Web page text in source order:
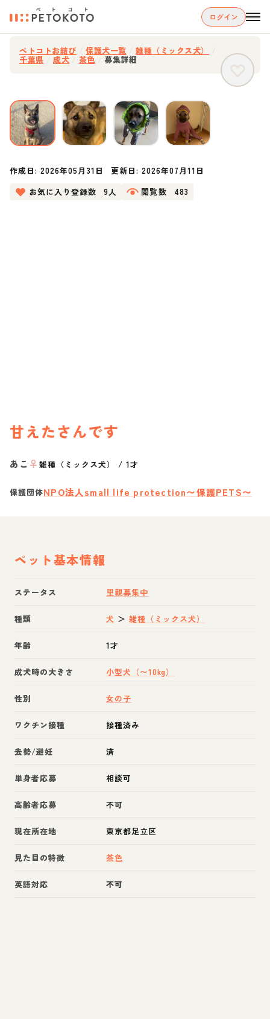
ログイン
ペトコトお結び 保護犬一覧 雑種（ミックス犬）
千葉県 成犬 茶色 募集詳細
作成日:2026年05月31日 更新日: 2026年07月11日
お気に入り登録数
9人 閲覧数 483
甘えたさんです
あこ ♀ 雑種（ミックス犬） /1才
保護団体NPO法人small life protection〜保護PETS〜
ペット基本情報
ステータス 里親募集中
種類 犬 ＞雑種（ミックス犬）
年齢 1才
成犬時の大きさ 小型犬（〜10kg）
性別 女の子
ワクチン接種 接種済み
去勢/避妊 済
単身者応募 相談可
高齢者応募 不可
現在所在地 東京都足立区
見た目の特徴 茶色
英語対応 不可